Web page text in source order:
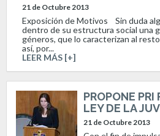
21 de Octubre 2013
Exposición de Motivos Sin duda
dentro de su estructura social una
géneros, que lo caracterizan al
así, por...
LEER MÁS [+]
PROPONE PRI
LEY DE LA
21 de Octubre 2013